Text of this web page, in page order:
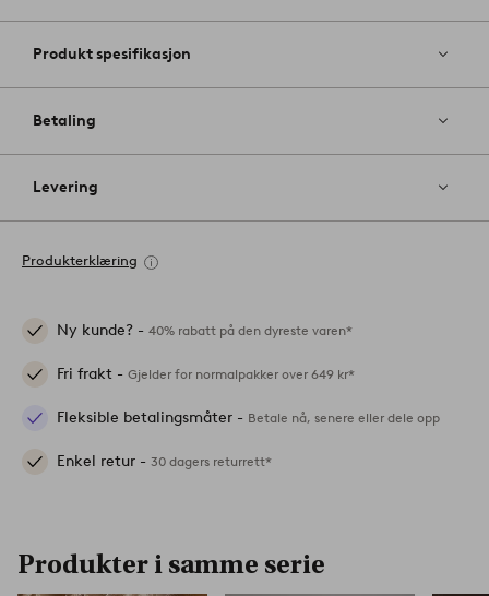
Produkt spesifikasjon
Betaling
Levering
Produkterklæring
Ny kunde? - 40% rabatt på den dyreste varen*
Fri frakt - Gjelder for normalpakker over 649 kr*
Fleksible betalingsmåter - Betale nå, senere eller dele opp
Enkel retur - 30 dagers returrett*
Produkter i samme serie